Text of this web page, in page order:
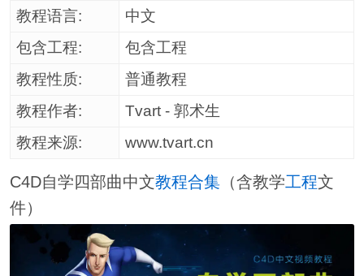
教程语言:
中文
包含工程:
包含工程
教程性质:
普通教程
教程作者:
Tvart - 郭术生
教程来源:
www.tvart.cn
C4D自学四部曲中文教程合集 （含教学工程文
件）